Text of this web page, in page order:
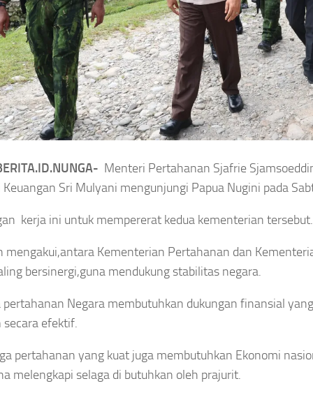
Menteri Pertahanan Sjafrie
Sri Mulyani mengunjungi Papua Nugini pada
kerja ini untuk mempererat kedua kementerian tersebut.
mengakui,antara Kementerian Pertahanan dan
bersinergi,guna mendukung stabilitas negara.
pertahanan Negara membutuhkan dukungan finansial
secara efektif.
pertahanan yang kuat juga membutuhkan Ekonomi
melengkapi selaga di butuhkan oleh prajurit.
Panen Anjlok
Petani
Headline Pencuri Listrik Teknisi WiFi
Putus Kabel WiFi,
Hukumnya
TEKNOLOGI